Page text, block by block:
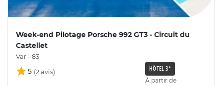
Week-end Pilotage Porsche 992 GT3 - Circuit du
Castellet
Var - 83
5 HÔTEL 3*
À partir de